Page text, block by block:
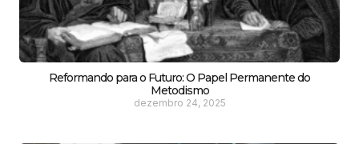
Reformando para o Futuro: O Papel Permanente do
Metodismo
dezembro 24, 2025